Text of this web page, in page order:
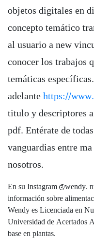
objetos digitales en
concepto temático
al usuario a new
conocer los trabajos
temáticas
adelante https://
titulo y descriptores
pdf. Entérate de
vanguardias entre
nosotros.
En su Instagram @wendy.
información sobre
Wendy es Licenciada en
Universidad de Acertados
base en plantas.